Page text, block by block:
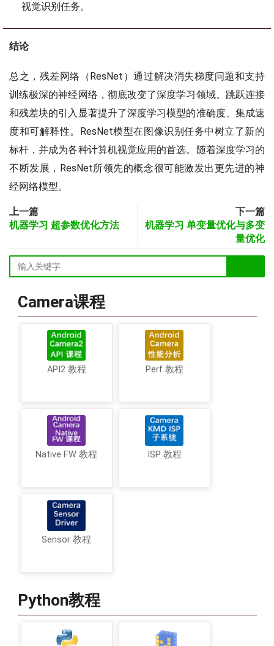
视觉识别任务。
结论
总之，残差网络（ResNet）通过解决消失梯度问题和支持
训练极深的神经网络，彻底改变了深度学习领域。跳跃连接
和残差块的引入显著提升了深度学习模型的准确度、集成速
度和可解释性。ResNet模型在图像识别任务中树立了新的
标杆，并成为各种计算机视觉应用的首选。随着深度学习的
不断发展，ResNet所领先的概念很可能激发出更先进的神
经网络模型。
上一篇
机器学习 超参数优化方法
下一篇
机器学习 单变量优化与多变
量优化
Camera课程
API2 教程 Perf 教程
Native FW 教程 ISP 教程
Sensor 教程
Python教程